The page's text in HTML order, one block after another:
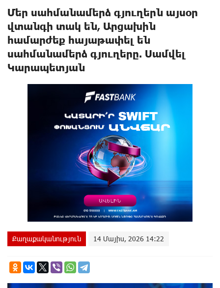
Մեր սահմանամերձ գյուղերն այսօր
վտանգի տակ են, Արցախին
համարժեք հայաթափել են
սահմանամերձ գյուղերը. Սամվել
Կարապետյան
Քաղաքականություն 14 Մայիս, 2026 14:22